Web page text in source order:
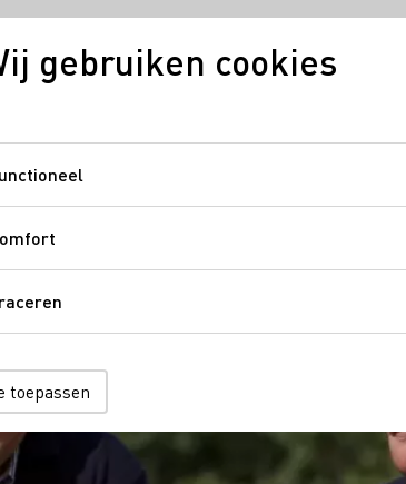
Mousserende Wijn Landgoed
gebruiken cookies
Functioneel
toepassen